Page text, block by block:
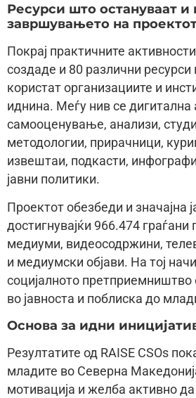
Ресурси што остануваат и
завршувањето на
Покрај практичните
создаде и 80 различни
користат организациите и
иднина. Меѓу нив се дигитална
самооценување, анализи,
методологии, прирачници,
извештаи, подкасти,
јавни политики.
Проектот обезбеди и значајна
достигнувајќи 966.474 граѓани
медиуми, видеосодржини,
и медиумски објави. На тој
социјалното претприемништво
во јавноста и поблиска до
Основа за идни
Резултатите од RAISE CSOs
младите во Северна
мотивација и желба активно